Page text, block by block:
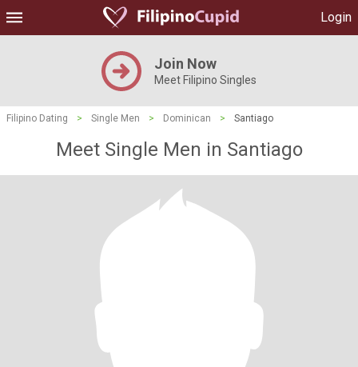
Login
Join Now
Meet Filipino Singles
Filipino Dating > Single Men > Dominican > Santiago
Meet Single Men in Santiago